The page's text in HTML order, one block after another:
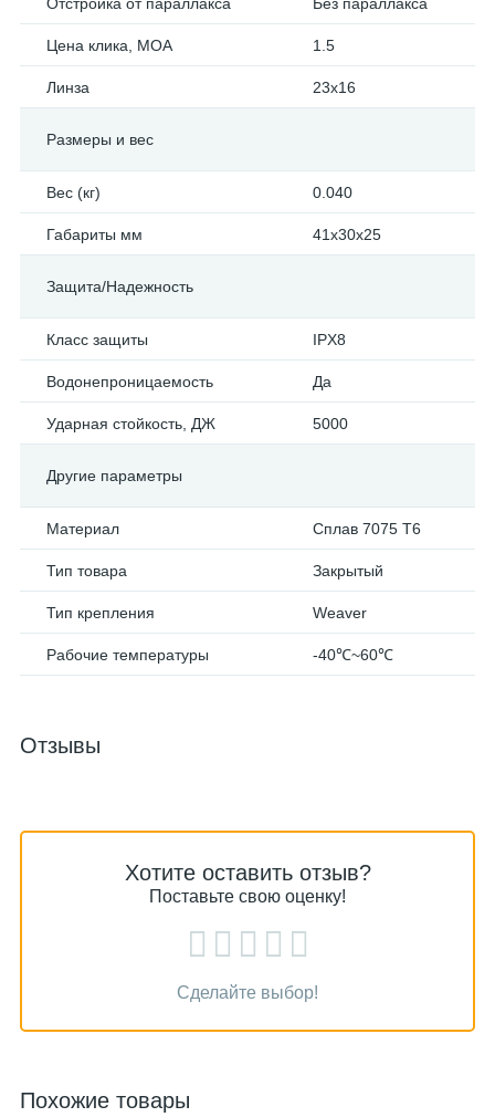
Цена клика, МОА 1.5
Линза 23x16
Размеры и вес
Вес (кг) 0.040
Габариты мм 41x30x25
Защита/Надежность
Класс защиты IPX8
Водонепроницаемость Да
Ударная стойкость, ДЖ 5000
Другие параметры
Материал Сплав 7075 T6
Тип товара Закрытый
Тип крепления Weaver
Рабочие температуры -40℃~60℃
Отзывы
Хотите оставить отзыв?
Поставьте свою оценку!
Сделайте выбор!
Похожие товары